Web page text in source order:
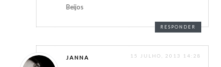
Beijos
RESPONDER
JANNA 15 JULHO, 2013 14:28